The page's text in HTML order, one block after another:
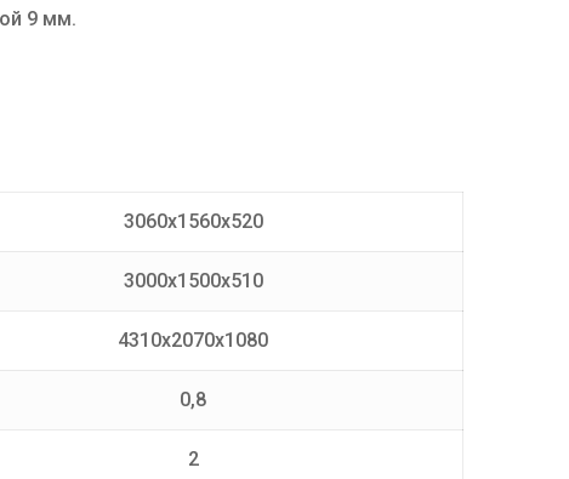
9 мм.
3060х1560х520
3000х1500х510
4310х2070х1080
0,8
2